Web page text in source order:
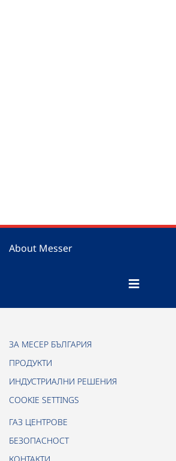
About Messer
ЗА МЕСЕР БЪЛГАРИЯ
ПРОДУКТИ
ИНДУСТРИАЛНИ РЕШЕНИЯ
COOKIE SETTINGS
ГАЗ ЦЕНТРОВЕ
БЕЗОПАСНОСТ